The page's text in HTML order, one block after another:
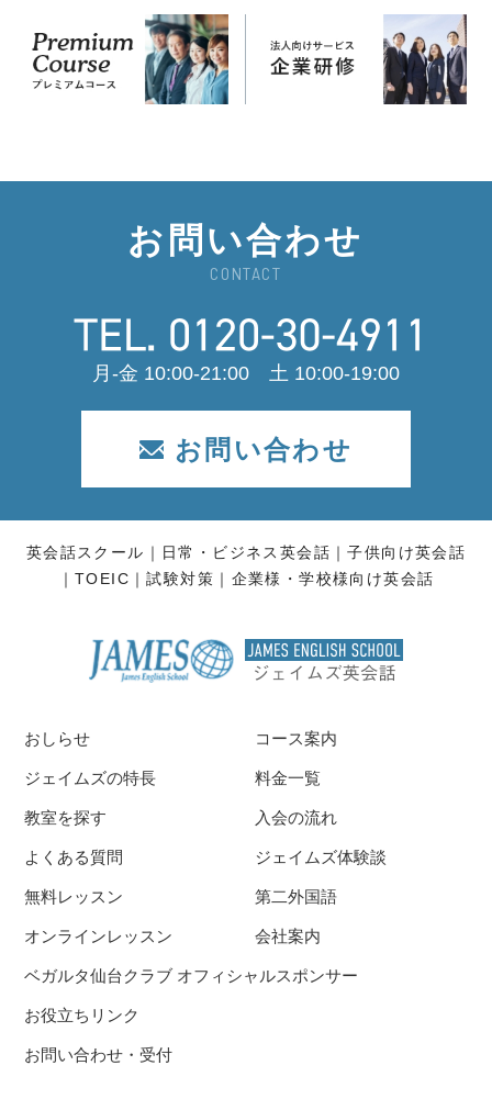
お問い合わせ
CONTACT
月-金 10:00-21:00 土 10:00-19:00
お問い合わせ
英会話スクール 日常・ビジネス英会話
子供向け英会話
TOEIC
試験対策 企業様・学校様向け英会話
おしらせ
ジェイムズの特長
教室を探す
コース案内
料金一覧
入会の流れ
よくある質問
無料レッスン
オンラインレッスン
ジェイムズ体験談
第二外国語
会社案内
ベガルタ仙台クラブ オフィシャルスポンサー
お役立ちリンク
お問い合わせ・受付